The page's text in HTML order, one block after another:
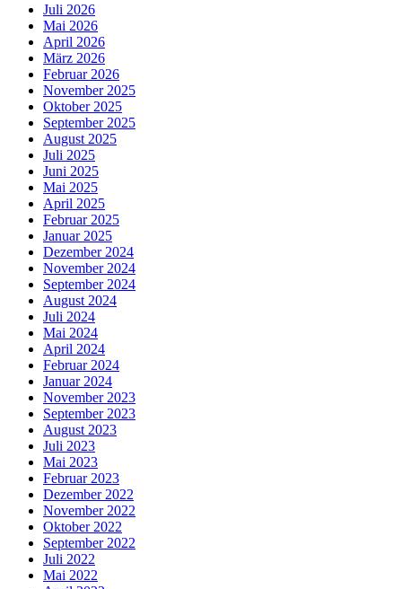
Juli 2026
Mai 2026
April 2026
März 2026
Februar 2026
November 2025
Oktober 2025
September 2025
August 2025
Juli 2025
Juni 2025
Mai 2025
April 2025
Februar 2025
Januar 2025
Dezember 2024
November 2024
September 2024
August 2024
Juli 2024
Mai 2024
April 2024
Februar 2024
Januar 2024
November 2023
September 2023
August 2023
Juli 2023
Mai 2023
Februar 2023
Dezember 2022
November 2022
Oktober 2022
September 2022
Juli 2022
Mai 2022